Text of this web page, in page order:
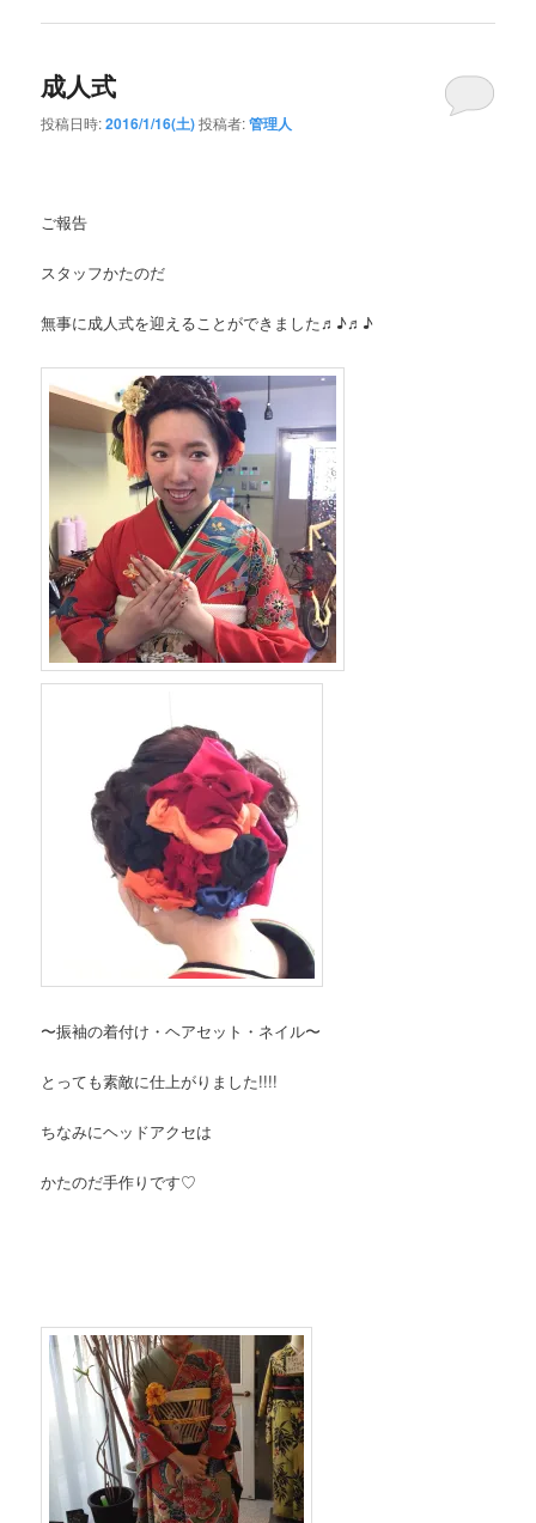
成人式
投稿日時:2016/1/16(土)投稿者:管理人
ご報告
スタッフかたのだ
無事に成人式を迎えることができました♬♪♬♪
〜振袖の着付け・ヘアセット・ネイル〜
とっても素敵に仕上がりました!!!!
ちなみにヘッドアクセは
かたのだ手作りです♡